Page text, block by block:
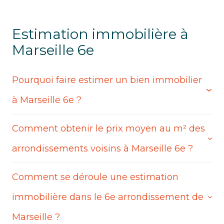
Estimation immobilière à
Marseille 6e
Pourquoi faire estimer un bien immobilier
à Marseille 6e ?
L'Agence Basti vous offre une large gamme de
acheteurs dumarché de l'immobilier à
valeurde votre propriété, procédant à une
estimation immobilière précise qui vous aidera à
Comment obtenir le prix moyen au m² des
arrondissements voisins à Marseille 6e ?
L'estimation de maison à Marseille 6epermet
dans différents arrondissements tels que :
Comment se déroule une estimation
immobilière dans le 6e arrondissement de
Marseille ?